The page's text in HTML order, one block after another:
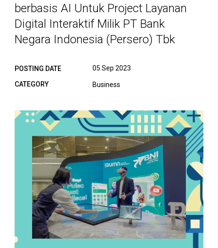
berbasis AI Untuk Project Layanan
Digital Interaktif Milik PT Bank
Negara Indonesia (Persero) Tbk
POSTING DATE
CATEGORY
05 Sep 2023
Business